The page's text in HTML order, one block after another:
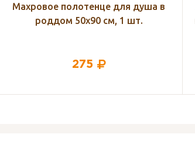
Антибактериальное средство для
интимной гигиены Lactacyd pharma,
589